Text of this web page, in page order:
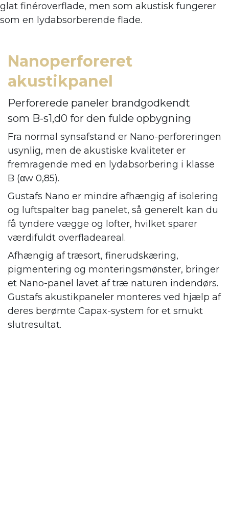
glat finéroverflade, men som akustisk fungerer
som en lydabsorberende flade.
Nanoperforeret
akustikpanel
Perforerede paneler brandgodkendt
som B-s1,d0 for den fulde opbygning
Fra normal synsafstand er Nano-perforeringen
usynlig, men de akustiske kvaliteter er
fremragende med en lydabsorbering i klasse
B (αw 0,85).
Gustafs Nano er mindre afhængig af isolering
og luftspalter bag panelet, så generelt kan du
få tyndere vægge og lofter, hvilket sparer
værdifuldt overfladeareal.
Afhængig af træsort, finerudskæring,
pigmentering og monteringsmønster, bringer
et Nano-panel lavet af træ naturen indendørs.
Gustafs akustikpaneler monteres ved hjælp af
deres berømte Capax-system for et smukt
slutresultat.